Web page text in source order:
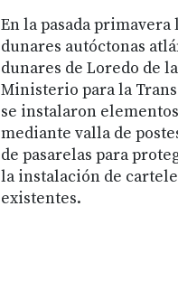
En la pasada primavera
dunares autóctonas
dunares de Loredo de
Ministerio para la
se instalaron
mediante valla de
de pasarelas para
la instalación de
existentes.